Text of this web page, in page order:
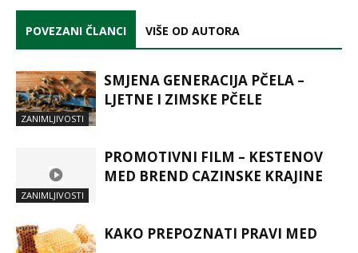
POVEZANI ČLANCI VIŠE OD AUTORA
ZANIMLJIVOSTI
SMJENA GENERACIJA PČELA –
LJETNE I ZIMSKE PČELE
ZANIMLJIVOSTI
PROMOTIVNI FILM – KESTENOV
MED BREND CAZINSKE KRAJINE
KAKO PREPOZNATI PRAVI MED